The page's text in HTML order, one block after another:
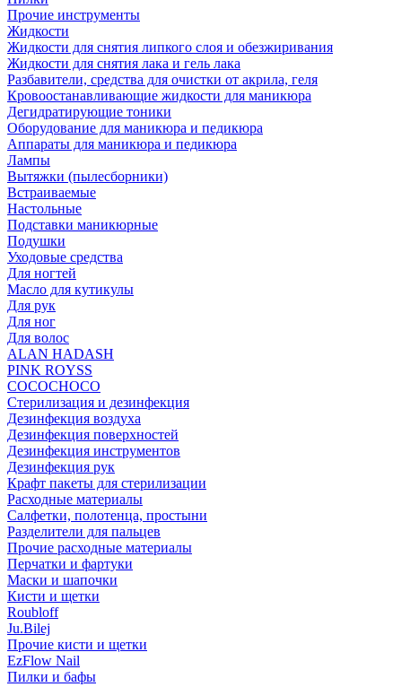
Прочие инструменты
Жидкости
Жидкости для снятия липкого слоя и обезжиривания
Жидкости для снятия лака и гель лака
Разбавители, средства для очистки от акрила, геля
Кровоостанавливающие жидкости для маникюра
Дегидратирующие тоники
Оборудование для маникюра и педикюра
Аппараты для маникюра и педикюра
Лампы
Вытяжки (пылесборники)
Встраиваемые
Настольные
Подставки маникюрные
Подушки
Уходовые средства
Для ногтей
Масло для кутикулы
Для рук
Для ног
Для волос
ALAN HADASH
PINK ROYSS
COCOCHOCO
Стерилизация и дезинфекция
Дезинфекция воздуха
Дезинфекция поверхностей
Дезинфекция инструментов
Дезинфекция рук
Крафт пакеты для стерилизации
Расходные материалы
Салфетки, полотенца, простыни
Разделители для пальцев
Прочие расходные материалы
Перчатки и фартуки
Маски и шапочки
Кисти и щетки
Roubloff
Ju.Bilej
Прочие кисти и щетки
EzFlow Nail
Пилки и бафы